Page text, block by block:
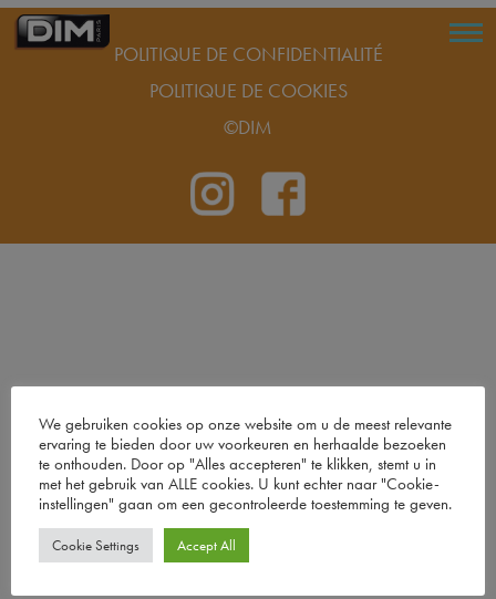
POLITIQUE DE CONFIDENTIALITÉ
POLITIQUE DE COOKIES
©DIM
We gebruiken cookies op onze website om u de meest relevante
ervaring te bieden door uw voorkeuren en herhaalde bezoeken
te onthouden. Door op "Alles accepteren" te klikken, stemt u in
met het gebruik van ALLE cookies. U kunt echter naar "Cookie-
instellingen" gaan om een ​​gecontroleerde toestemming te geven.
Cookie Settings Accept All